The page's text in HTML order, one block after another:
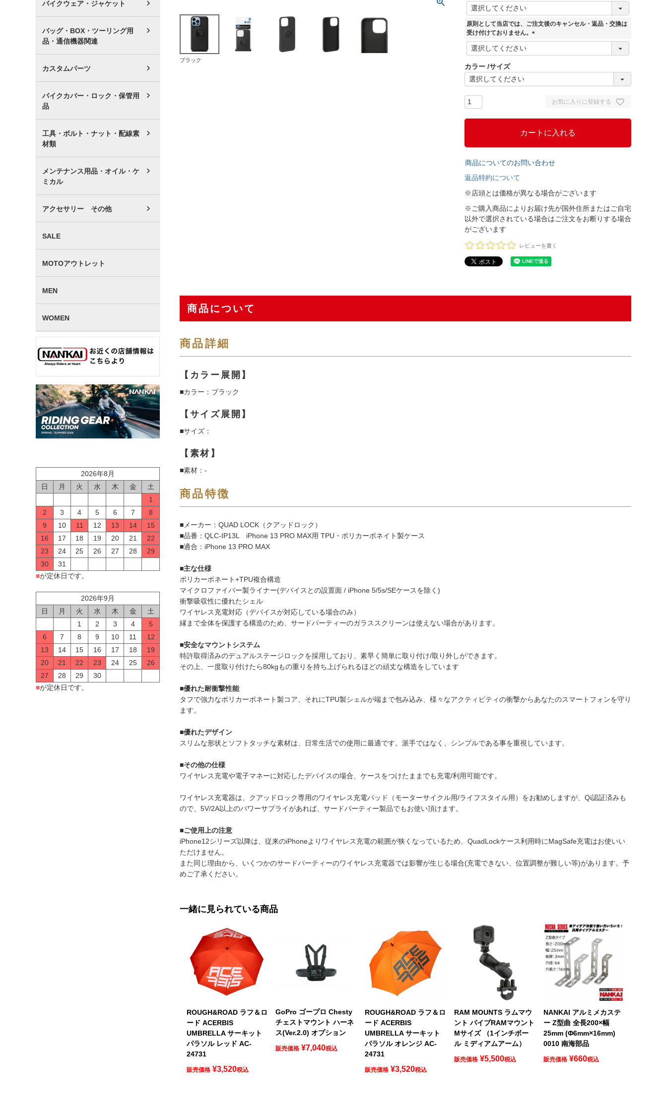
バイクウェア・ジャケット
バッグ・BOX・ツーリング用
品・通信機器関連
カスタムパーツ
バイクカバー・ロック・保管用
品
工具・ボルト・ナット・配線素
材類
メンテナンス用品・オイル・ケ
ミカル
アクセサリー その他
SALE
MOTOアウトレット
MEN
WOMEN
2026年8月
日
月 火 水 木 金
土
1
2
3 4 5 6 7
8
9
10 11 12 13 14
15
16
17 18 19 20 21
22
23
24 25 26 27 28
29
30
31
■が定休日です。
2026年9月
日
月 火 水 木 金
土
1
2 3 4
5
6
7 8 9 10 11
12
13
14 15 16 17 18
19
20
21 22 23 24 25
26
27
28 29
30
■が定休日です。
ブラック
(
須
原則として当店では、ご注文後のキャンセル・返品・交換は
受け付けておりません。
(
)
カラー サイズ
お気に入りに登録する
カートに入れる
商品についてのお問い合わせ
返品特約について
※店頭とは価格が異なる場合がございます
※ご購入商品によりお届け先が国外住所またはご自宅
以外で選択されている場合はご注文をお断りする場合
がございます
レビューを書く
商品について
商品詳細
【カラー展開】
■カラー：ブラック
【サイズ展開】
■サイズ：
【素材】
■素材：-
商品特徴
■メーカー：QUAD LOCK（クアッドロック）
■品番：QLC-IP13L iPhone 13 PRO MAX用 TPU・ポリカーボネイト製ケース
■適合：iPhone 13 PRO MAX
■主な仕様
ポリカーボネート+TPU複合構造
マイクロファイバー製ライナー(デバイスとの設置面 / iPhone 5/5s/SEケースを除く)
衝撃吸収性に優れたシェル
ワイヤレス充電対応（デバイスが対応している場合のみ）
縁まで全体を保護する構造のため、サードパーティーのガラススクリーンは使えない場合があります。
■安全なマウントシステム
特許取得済みのデュアルステージロックを採用しており、素早く簡単に取り付け/取り外しができます。
その上、一度取り付けたら80kgもの重りを持ち上げられるほどの頑丈な構造をしています
■優れた耐衝撃性能
タフで強力なポリカーボネート製コア、それにTPU製シェルが端まで包み込み、様々なアクティビティの衝撃からあなたのスマートフォンを守り
ます。
■優れたデザイン
スリムな形状とソフトタッチな素材は、日常生活での使用に最適です。派手ではなく、シンプルである事を重視しています。
■その他の仕様
ワイヤレス充電や電子マネーに対応したデバイスの場合、ケースをつけたままでも充電/利用可能です。
ワイヤレス充電器は、クアッドロック専用のワイヤレス充電パッド（モーターサイクル用/ライフスタイル用）をお勧めしますが、Qi認証済みも
ので、5V/2A以上のパワーサプライがあれば、サードパーティー製品でもお使い頂けます。
■ご使用上の注意
iPhone12シリーズ以降は、従来のiPhoneよりワイヤレス充電の範囲が狭くなっているため、QuadLockケース利用時にMagSafe充電はお使いい
ただけません。
また同じ理由から、いくつかのサードパーティーのワイヤレス充電器では影響が生じる場合(充電できない、位置調整が難しい等)があります。予
めご了承ください。
一緒に見られている商品
ROUGH&ROAD ラフ＆ロ
ード ACERBIS
UMBRELLA サーキット
パラソル レッド AC-
24731
販売価格 ¥3,520税込
GoPro ゴープロ Chesty
チェストマウント ハーネ
ス(Ver.2.0) オプション
販売価格 ¥7,040税込
ROUGH&ROAD ラフ＆ロ
ード ACERBIS
UMBRELLA サーキット
パラソル オレンジ AC-
24731
販売価格 ¥3,520税込
RAM MOUNTS ラムマウ
ント パイプRAMマウント
Mサイズ （1インチボー
ル ミディアムアーム）
販売価格 ¥5,500税込
NANKAI アルミメカステ
ー Z型曲 全長200×幅
25mm (Φ6mm×16mm)
0010 南海部品
販売価格 ¥660税込